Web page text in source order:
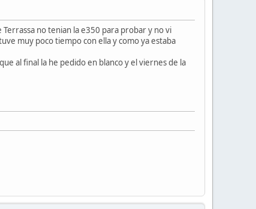
no tenian la e350 para probar y no vi
muy poco tiempo con ella y como ya estaba
al final la he pedido en blanco y el viernes de la